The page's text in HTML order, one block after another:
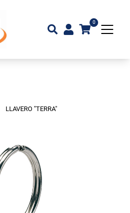
0
LLAVERO "TERRA"